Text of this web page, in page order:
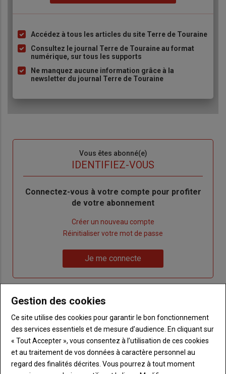
Liste
à
puce
Accédez à tous les articles du site Terre de Touraine
Consultez le journal Terre de Touraine au format
numérique, sur tous les supports
Ne manquez aucune information grâce à la
newsletter du journal Terre de Touraine
Vous êtes abonné(e)
IDENTIFIEZ-VOUS
Body
Connectez-vous à votre compte pour profiter
de votre abonnement
Créer un nouveau compte
de
Réinitialiser votre mot de passe
me
Je me connecte
Sous-
titre
Vous n'êtes pas abonné(e)
TITRE CRÉEZ UN COMPTE
BodyChoisissez votre formule et créez votre
compte pour accéder à tout Terre de
Gestion des cookies
Ce site utilise des cookies pour garantir le bon fonctionnement
des services essentiels et de mesure d’audience. En cliquant sur
« Tout Accepter », vous consentez à l’utilisation de ces cookies
et au traitement de vos données à caractère personnel au
regard des finalités décrites. Vous pourrez à tout moment